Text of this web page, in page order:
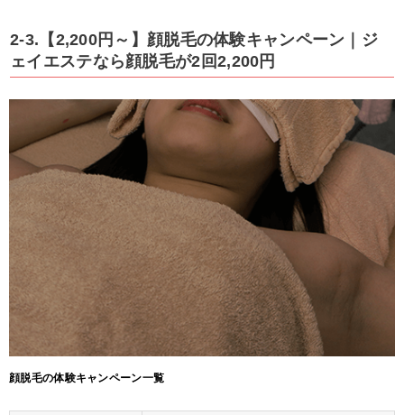
2-3.【2,200円～】顔脱毛の体験キャンペーン｜ジ
ェイエステなら顔脱毛が2回2,200円
顔脱毛の体験キャンペーン一覧